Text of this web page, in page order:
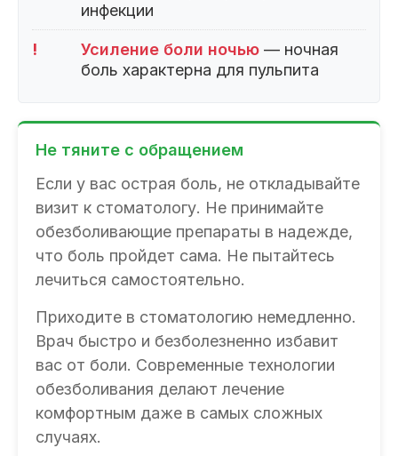
инфекции
! Усиление боли ночью — ночная
боль характерна для пульпита
Не тяните с обращением
Если у вас острая боль, не откладывайте
визит к стоматологу. Не принимайте
обезболивающие препараты в надежде,
что боль пройдет сама. Не пытайтесь
лечиться самостоятельно.
Приходите в стоматологию немедленно.
Врач быстро и безболезненно избавит
вас от боли. Современные технологии
обезболивания делают лечение
комфортным даже в самых сложных
случаях.